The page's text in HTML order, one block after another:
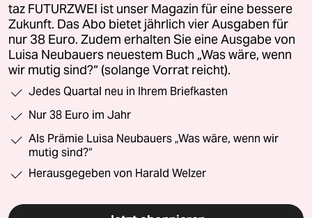
taz FUTURZWEI ist unser Magazin für eine bessere
Zukunft. Das Abo bietet jährlich vier Ausgaben für
nur 38 Euro. Zudem erhalten Sie eine Ausgabe von
Luisa Neubauers neuestem Buch „Was wäre, wenn
wir mutig sind?“ (solange Vorrat reicht).
Jedes Quartal neu in Ihrem Briefkasten
Nur 38 Euro im Jahr
Als Prämie Luisa Neubauers „Was wäre, wenn wir
mutig sind?“
Herausgegeben von Harald Welzer